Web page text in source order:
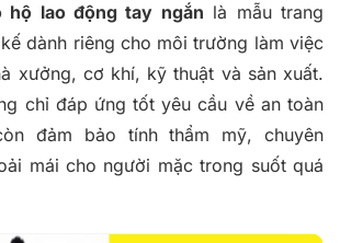
hộ lao động tay ngắn là mẫu trang
dành riêng cho môi trường làm việc
xưởng, cơ khí, kỹ thuật và sản xuất.
chỉ đáp ứng tốt yêu cầu về an toàn
đảm bảo tính thẩm mỹ, chuyên
mái cho người mặc trong suốt quá